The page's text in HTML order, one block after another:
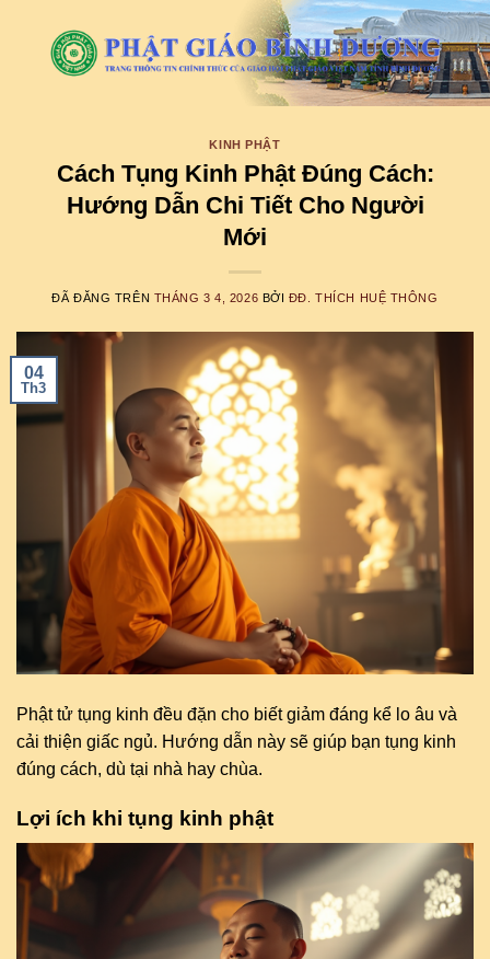
KINH PHẬT
Cách Tụng Kinh Phật Đúng Cách:
Hướng Dẫn Chi Tiết Cho Người
Mới
ĐÃ ĐĂNG TRÊN THÁNG 3 4, 2026 BỞI ĐĐ. THÍCH HUỆ THÔNG
04
Th3
Phật tử tụng kinh đều đặn cho biết giảm đáng kể lo âu và
cải thiện giấc ngủ. Hướng dẫn này sẽ giúp bạn tụng kinh
đúng cách, dù tại nhà hay chùa.
Lợi ích khi tụng kinh phật